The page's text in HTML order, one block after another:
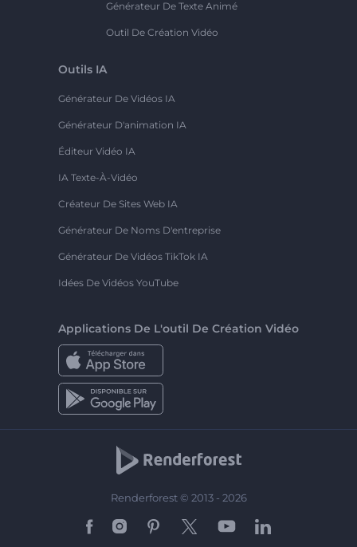
Générateur De Texte Animé
Outil De Création Vidéo
Outils IA
Générateur De Vidéos IA
Générateur D'animation IA
Éditeur Vidéo IA
IA Texte-À-Vidéo
Créateur De Sites Web IA
Générateur De Noms D'entreprise
Générateur De Vidéos TikTok IA
Idées De Vidéos YouTube
Applications De L'outil De Création Vidéo
Renderforest © 2013 - 2026